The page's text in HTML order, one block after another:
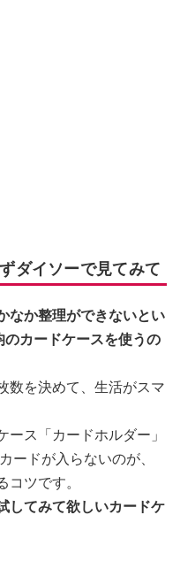
ダイソーで見てみて
なか整理ができないとい
カードケースを使うの
数を決めて、生活がスマ
ス「カードホルダー」
ードが入らないのが、
ツです。
してみて欲しいカードケ